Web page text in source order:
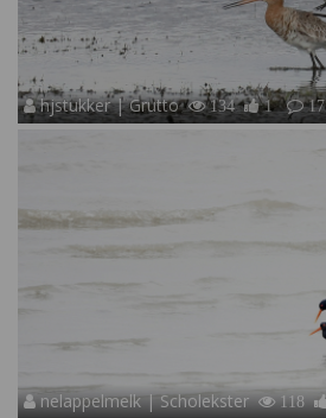
hjstukker | Grutto 134 1 17
nelappelmelk | Scholekster 118